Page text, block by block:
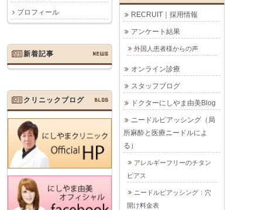
プロフィール RECRUIT｜採用情報
アンケート結果
外国人患者様からの声
オンライン診療
スタッフブログ
ドクターにしやま由美Blog
ニードルピアッシング（局
所麻酔と医療ニードルによ
る）
アレルギーフリーのチタン
ピアス
ニードルピアッシング：穴
開け料金表
新着記事 NEWS
クリニックブログ BLOG